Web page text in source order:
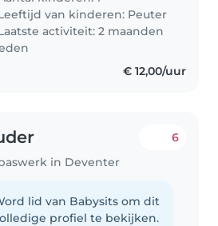
naar een betrouwbare en
oppas voor..
van kinderen: Peuter
activiteit: 2 maanden
€ 12,00/uur
in Deventer
6
lid van Babysits om dit
profiel te bekijken.